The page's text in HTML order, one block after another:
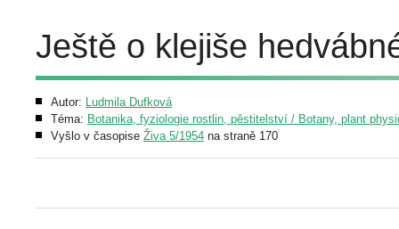
Ještě o klejiše
Autor: Ludmila Dufková
Téma: Botanika, fyziologie rostlin, pěstitelství / Botany, plant
Vyšlo v časopise Živa 5/1954 na straně 170